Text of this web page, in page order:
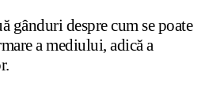
gânduri despre cum se poate
a mediului, adică a